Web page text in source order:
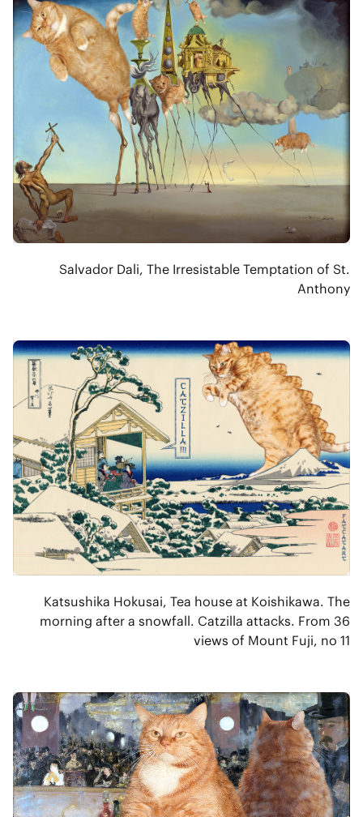
Salvador Dali, The Irresistable Temptation of St.
Anthony
Katsushika Hokusai, Tea house at Koishikawa. The
morning after a snowfall. Catzilla attacks. From 36
views of Mount Fuji, no 11